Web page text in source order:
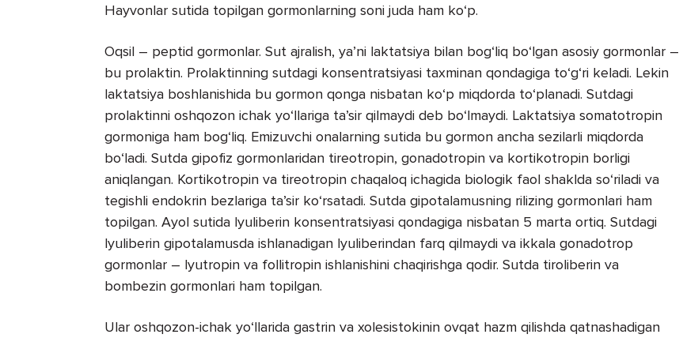
Hayvonlar sutida topilgan gormonlarning soni juda ham ko‘p.
Oqsil – peptid gormonlar. Sut ajralish, ya’ni laktatsiya bilan bog‘liq bo‘lgan asosiy gormonlar –
bu prolaktin. Prolaktinning sutdagi konsentratsiyasi taxminan qondagiga to‘g‘ri keladi. Lekin
laktatsiya boshlanishida bu gormon qonga nisbatan ko‘p miqdorda to‘planadi. Sutdagi
prolaktinni oshqozon ichak yo‘llariga ta’sir qilmaydi deb bo‘lmaydi. Laktatsiya somatotropin
gormoniga ham bog‘liq. Emizuvchi onalarning sutida bu gormon ancha sezilarli miqdorda
bo‘ladi. Sutda gipofiz gormonlaridan tireotropin, gonadotropin va kortikotropin borligi
aniqlangan. Kortikotropin va tireotropin chaqaloq ichagida biologik faol shaklda so‘riladi va
tegishli endokrin bezlariga ta’sir ko‘rsatadi. Sutda gipotalamusning rilizing gormonlari ham
topilgan. Ayol sutida lyuliberin konsentratsiyasi qondagiga nisbatan 5 marta ortiq. Sutdagi
lyuliberin gipotalamusda ishlanadigan lyuliberindan farq qilmaydi va ikkala gonadotrop
gormonlar – lyutropin va follitropin ishlanishini chaqirishga qodir. Sutda tiroliberin va
bombezin gormonlari ham topilgan.
Ular oshqozon-ichak yo‘llarida gastrin va xolesistokinin ovqat hazm qilishda qatnashadigan